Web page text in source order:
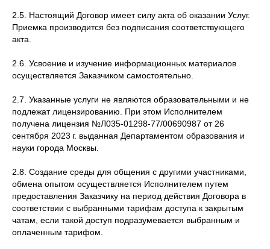
2.5. Настоящий Договор имеет силу акта об оказании Услуг.
Приемка производится без подписания соответствующего
акта.
2.6. Усвоение и изучение информационных материалов
осуществляется Заказчиком самостоятельно.
2.7. Указанные услуги не являются образовательными и не
подлежат лицензированию. При этом Исполнителем
получена лицензия №Л035-01298-77/00690987 от 26
сентября 2023 г. выданная Департаментом образования и
науки города Москвы.
2.8. Создание среды для общения с другими участниками,
обмена опытом осуществляется Исполнителем путем
предоставления Заказчику на период действия Договора в
соответствии с выбранными тарифам доступа к закрытым
чатам, если такой доступ подразумевается выбранным и
оплаченным тарифом.